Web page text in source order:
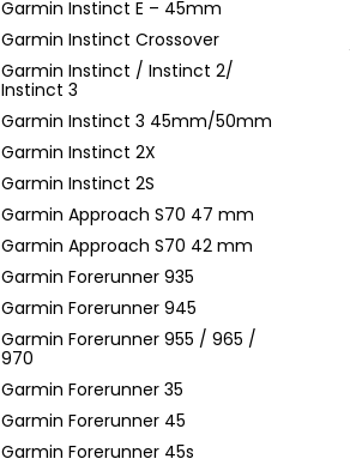
Garmin Instinct E – 45mm
Garmin Instinct Crossover
Garmin Instinct / Instinct 2/
Instinct 3
Garmin Instinct 3 45mm/50mm
Garmin Instinct 2X
Garmin Instinct 2S
Garmin Approach S70 47 mm
Garmin Approach S70 42 mm
Garmin Forerunner 935
Garmin Forerunner 945
Garmin Forerunner 955 / 965 /
970
Garmin Forerunner 35
Garmin Forerunner 45
Garmin Forerunner 45s